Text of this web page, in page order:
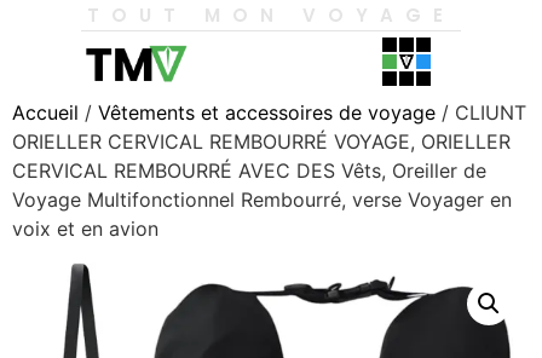
TOUT MON VOYAGE
Accueil / Vêtements et accessoires de voyage / CLIUNT
ORIELLER CERVICAL REMBOURRÉ VOYAGE, ORIELLER
CERVICAL REMBOURRÉ AVEC DES Vêts, Oreiller de
Voyage Multifonctionnel Rembourré, verse Voyager en
voix et en avion